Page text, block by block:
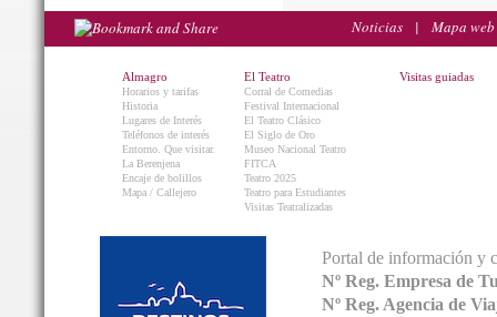
Noticias | Mapa web
Almagro
Horarios y tarifas
Historia
Lugares de Interés
Teléfonos de interés
Entorno. Que visitar.
La Berenjena
Encaje de bolillos
Mapa / Callejero
El Teatro
Corral de Comedias
Festival Internacional
El Teatro Clásico
El Siglo de Oro
Museo Nacional Teatro
FITCA
Teatro 2025
Teatro para Estudiantes
Visitas Teatralizadas
Visitas guiadas
Portal de información y
Nº Reg. Empresa de
Nº Reg. Agencia de